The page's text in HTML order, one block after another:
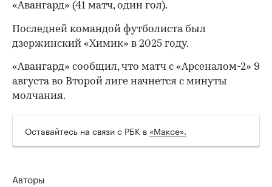
«Авангард» (41 матч, один гол).
00:00 / 00:00
Последней командой футболиста был
дзержинский «Химик» в 2025 году.
«Авангард» сообщил, что матч с «Арсеналом-2» 9
августа во Второй лиге начнется с минуты
молчания.
Оставайтесь на связи с РБК в «Максе».
Авторы